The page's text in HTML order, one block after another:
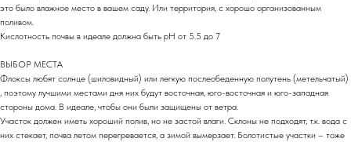
это было влажное место в вашем саду. Или территория, с хорошо организованным
поливом.
Кислотность почвы в идеале должна быть pH от 5.5 до 7
ВЫБОР МЕСТА
Флоксы любят солнце (шиловидный) или легкую послеобеденную полутень (метельчатый)
, поэтому лучшими местами дня них будут восточная, юго-восточная и юго-западная
стороны дома. В идеале, чтобы они были защищены от ветра.
Участок должен иметь хороший полив, но не застой влаги. Склоны не подходят, т.к. вода с
них стекает, почва летом перегревается, а зимой вымерзает. Болотистые участки – тоже